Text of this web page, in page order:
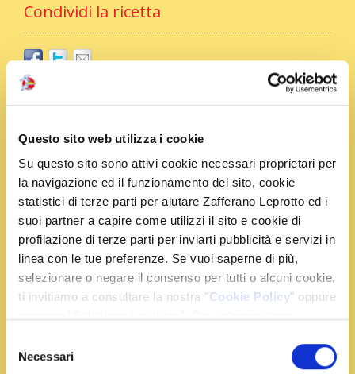
Questo sito web utilizza i cookie
Su questo sito sono attivi cookie necessari proprietari per
la navigazione ed il funzionamento del sito, cookie
statistici di terze parti per aiutare Zafferano Leprotto ed i
suoi partner a capire come utilizzi il sito e cookie di
profilazione di terze parti per inviarti pubblicità e servizi in
linea con le tue preferenze. Se vuoi saperne di più,
selezionare o negare il consenso per tutti o alcuni cookie,
ti invitiamo a consultare la nostra "Cookie Policy" oppure
delNecessari
Condividi la ricetta
Ingredienti
2 filetti di salmone
2 cucchiai di burro
2 cucchiai di farina
500 ml di latte
1 bustina di zafferano
1 gambo di sedano
1 carota
1 scalogno
2 chiodi di garofano